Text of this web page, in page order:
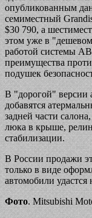
опубликованным
семиместный
$30 790, а
этом уже в
работой системы
преимущества
подушек
В "дорогой" версии
добавятся
задней части
люка в крыше,
стабилизации.
В России продажи
только в виде
автомобили удастся
Фото. Mitsubishi